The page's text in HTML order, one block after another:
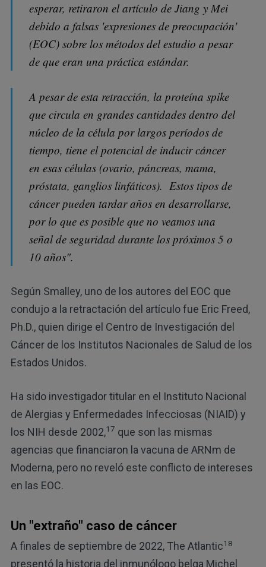
esperar, retiraron el artículo de Jiang y Mei
debido a falsas 'expresiones de preocupación'
(EOC) sobre los métodos del estudio a pesar
de que eran una práctica estándar.
A pesar de esta retracción, la proteína spike
que circula en grandes cantidades dentro del
núcleo de la célula por largos períodos de
tiempo, tiene el potencial de inducir cáncer
en esas células (ovario, páncreas, mama,
próstata, ganglios linfáticos). Estos tipos de
cáncer pueden tardar años en desarrollarse,
por lo que es posible que no veamos una
señal de seguridad durante los próximos 5 o
10 años".
Según Smalley, uno de los autores del EOC que
condujo a la retractación del artículo fue Eric Freed,
Ph.D., quien dirige el Centro de Investigación del
Cáncer de los Institutos Nacionales de Salud de los
Estados Unidos.
Ha sido investigador titular en el Instituto Nacional
de Alergias y Enfermedades Infecciosas (NIAID) y
los NIH desde 2002,17 que son las mismas
agencias que financiaron la vacuna de ARNm de
Moderna, pero no reveló este conflicto de intereses
en las EOC.
Un "extraño" caso de cáncer
A finales de septiembre de 2022, The Atlantic18
presentó la historia del inmunólogo belga Michel